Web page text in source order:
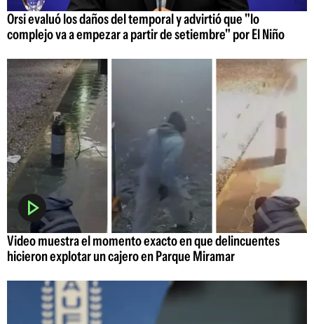
Orsi evaluó los daños del temporal y advirtió que "lo
complejo va a empezar a partir de setiembre" por El Niño
Video muestra el momento exacto en que delincuentes
hicieron explotar un cajero en Parque Miramar